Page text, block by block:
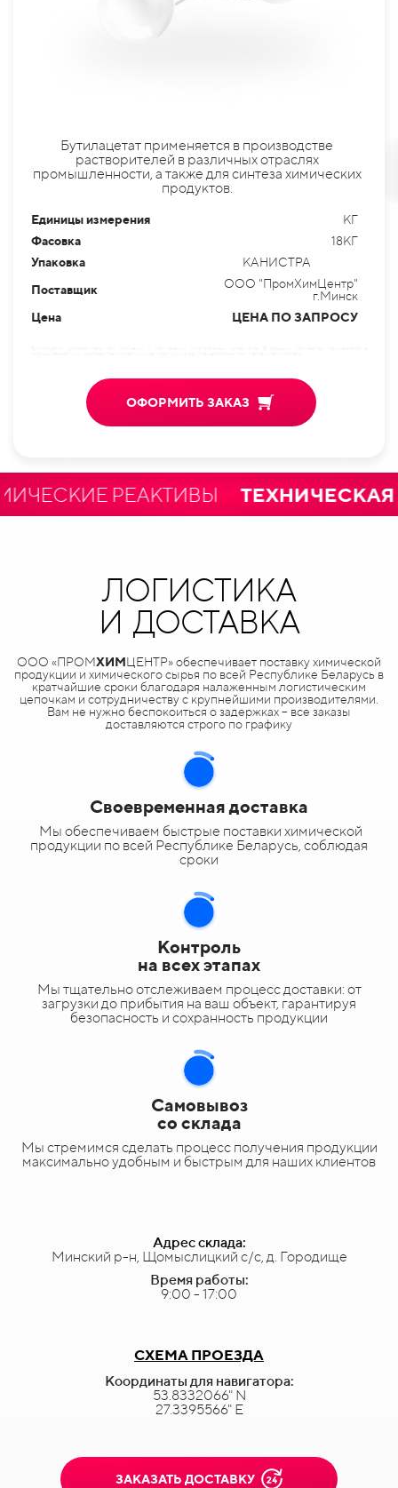
Бутилацетат применяется в производстве
растворителей в различных отраслях
промышленности, а также для синтеза химических
продуктов.
Единицы измерения
КГ
Фасовка
18КГ
Упаковка
КАНИСТРА
Поставщик
ООО "ПромХимЦентр"
г.Минск
Цена
ЦЕНА ПО ЗАПРОСУ
ОФОРМИТЬ ЗАКАЗ
РЕАКТИВЫТЕХНИЧЕСКАЯ И
ЛОГИСТИКА
И ДОСТАВКА
ООО «ПРОМХИМЦЕНТР» обеспечивает поставку химической
продукции и химического сырья по всей Республике Беларусь в
кратчайшие сроки благодаря налаженным логистическим
цепочкам и сотрудничеству с крупнейшими производителями.
Вам не нужно беспокоиться о задержках – все заказы
доставляются строго по графику
Своевременная доставка
Мы обеспечиваем быстрые поставки химической
продукции по всей Республике Беларусь, соблюдая
сроки
Контроль
на всех этапах
Мы тщательно отслеживаем процесс доставки: от
загрузки до прибытия на ваш объект, гарантируя
безопасность и сохранность продукции
Самовывоз
со склада
Мы стремимся сделать процесс получения продукции
максимально удобным и быстрым для наших клиентов
Адрес склада:
Минский р-н, Щомыслицкий с/с, д. Городище
Время работы:
9:00 - 17:00
СХЕМА ПРОЕЗДА
Координаты для навигатора:
53.8332066" N
27.3395566" E
ЗАКАЗАТЬ ДОСТАВКУ